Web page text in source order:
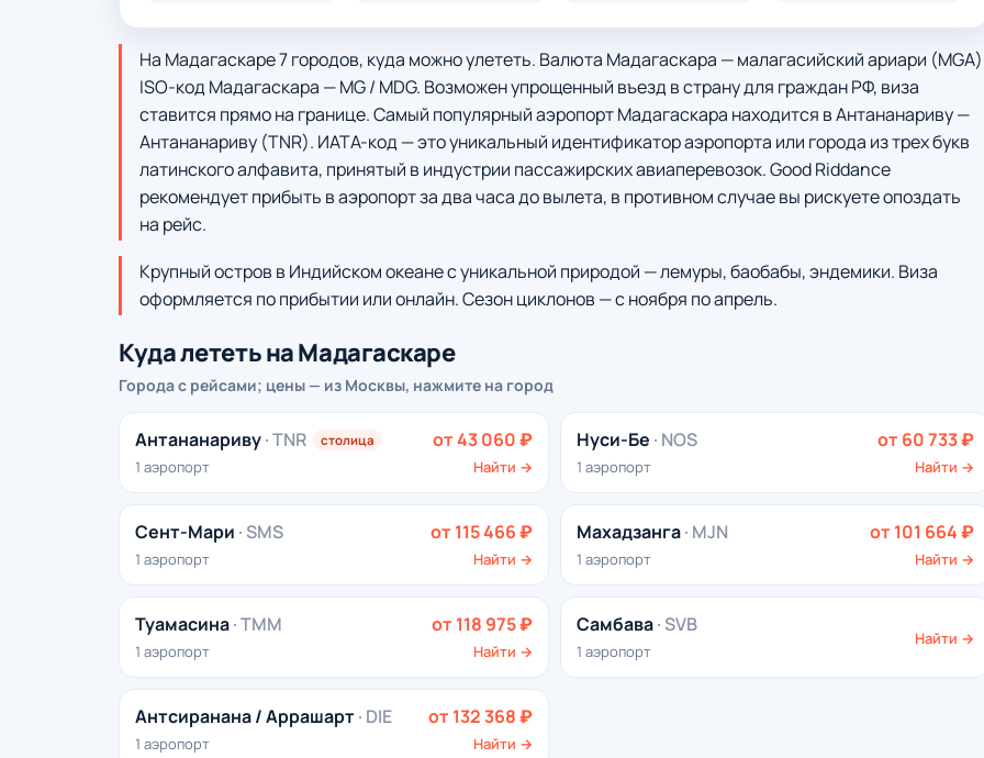
На Мадагаскаре 7 городов, куда можно улететь. Валюта Мадагаскара — малагасийский ариари
ISO-код Мадагаскара — MG / MDG. Возможен упрощенный въезд в страну для граждан РФ, виза
ставится прямо на границе. Самый популярный аэропорт Мадагаскара находится в Антананариву —
Антананариву (TNR). ИАТА-код — это уникальный идентификатор аэропорта или города из трех букв
латинского алфавита, принятый в индустрии пассажирских авиаперевозок. Good Riddance
рекомендует прибыть в аэропорт за два часа до вылета, в противном случае вы рискуете опоздать
на рейс.
Крупный остров в Индийском океане с уникальной природой — лемуры, баобабы, эндемики. Виза
оформляется по прибытии или онлайн. Сезон циклонов — с ноября по апрель.
Куда лететь на Мадагаскаре
Города с рейсами; цены — из Москвы, нажмите на город
Антананариву· TNR столица
1 аэропорт
от 43 060 ₽
Найти →
Нуси-Бе · NOS
1 аэропорт
от 60 733 ₽
Найти →
Сент-Мари · SMS
1 аэропорт
от 115 466 ₽
Найти →
Махадзанга· MJN
1 аэропорт
от 101 664 ₽
Найти →
Туамасина· TMM
1 аэропорт
от 118 975 ₽
Найти →
Самбава· SVB
1 аэропорт
Найти →
Антсиранана / Аррашарт· DIE
1 аэропорт
от 132 368 ₽
Найти →